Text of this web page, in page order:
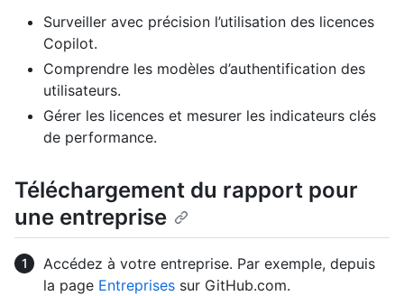
Surveiller avec précision l’utilisation des licences
Copilot.
Comprendre les modèles d’authentification des
utilisateurs.
Gérer les licences et mesurer les indicateurs clés
de performance.
Téléchargement du rapport pour
une entreprise
Accédez à votre entreprise. Par exemple, depuis
la page Entreprises sur GitHub.com.